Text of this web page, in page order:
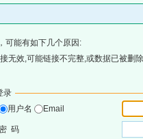
可能有如下几个原因:
无效,可能链接不完整,或数据已被删
录
用户名
Email
码